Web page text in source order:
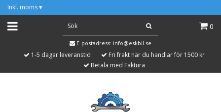
Inkl. moms ▾
0
E-postadress: info@eskbil.se
1-5 dagar leveranstid
Fri frakt när du handlar för 1500 kr
Betala med Faktura